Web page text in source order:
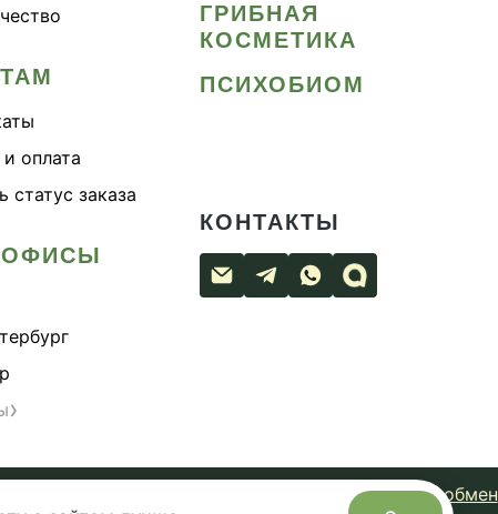
оплата
статус заказа
›
ГРИБНАЯ
КОСМЕТИКА
ПСИХОБИОМ
КОНТАКТЫ
Возврат и обмен